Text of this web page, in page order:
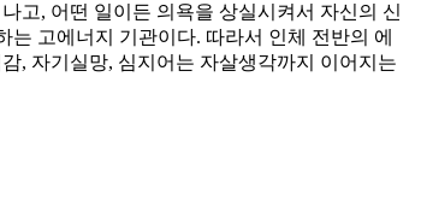
고, 어떤 일이든 의욕을 상실시켜서 자신의 신
고에너지 기관이다. 따라서 인체 전반의 에
, 자기실망, 심지어는 자살생각까지 이어지는